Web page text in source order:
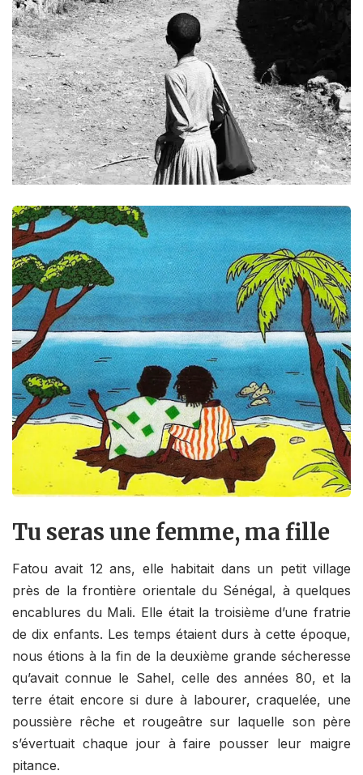
Tu seras une femme, ma fille
Fatou avait 12 ans, elle habitait dans un petit village
près de la frontière orientale du Sénégal, à quelques
encablures du Mali. Elle était la troisième d’une fratrie
de dix enfants. Les temps étaient durs à cette époque,
nous étions à la fin de la deuxième grande sécheresse
qu’avait connue le Sahel, celle des années 80, et la
terre était encore si dure à labourer, craquelée, une
poussière rêche et rougeâtre sur laquelle son père
s’évertuait chaque jour à faire pousser leur maigre
pitance.